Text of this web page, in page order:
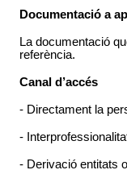
Documentació a
La documentació
referència.
Canal d’accés
- Directament la
-
- Derivació entitats